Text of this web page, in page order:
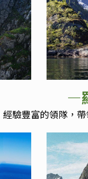
—
經驗豐富的領隊，